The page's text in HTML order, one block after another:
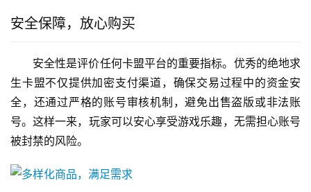
安全保障，放心购买
安全性是评价任何卡盟平台的重要指标。优秀的绝地求
生卡盟不仅提供加密支付渠道，确保交易过程中的资金安
全，还通过严格的账号审核机制，避免出售盗版或非法账
号。这样一来，玩家可以安心享受游戏乐趣，无需担心账号
被封禁的风险。